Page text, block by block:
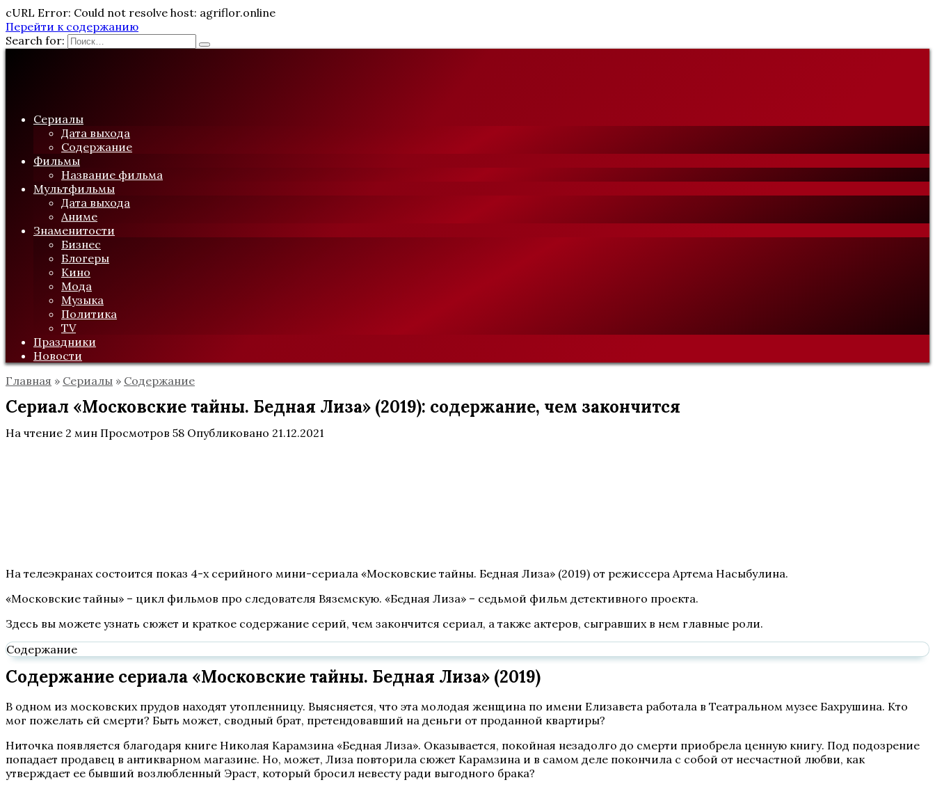
cURL Error: Could not resolve host: agriflor.online
Перейти к содержанию
Search for:
Сериалы
Дата выхода
Содержание
Фильмы
Название фильма
Мультфильмы
Дата выхода
Аниме
Знаменитости
Бизнес
Блогеры
Кино
Мода
Музыка
Политика
TV
Праздники
Новости
Главная » Сериалы » Содержание
Сериал «Московские тайны. Бедная Лиза» (2019): содержание, чем закончится
На чтение 2 мин Просмотров 58 Опубликовано 21.12.2021
На телеэкранах состоится показ 4-х серийного мини-сериала «Московские тайны. Бедная Лиза» (2019) от режиссера Артема Насыбулина.
«Московские тайны» – цикл фильмов про следователя Вяземскую. «Бедная Лиза» – седьмой фильм детективного проекта.
Здесь вы можете узнать сюжет и краткое содержание серий, чем закончится сериал, а также актеров, сыгравших в нем главные роли.
Содержание
Содержание сериала «Московские тайны. Бедная Лиза» (2019)
В одном из московских прудов находят утопленницу. Выясняется, что эта молодая женщина по имени Елизавета работала в Театральном музее Бахрушина. Кто
мог пожелать ей смерти? Быть может, сводный брат, претендовавший на деньги от проданной квартиры?
Ниточка появляется благодаря книге Николая Карамзина «Бедная Лиза». Оказывается, покойная незадолго до смерти приобрела ценную книгу. Под подозрение
попадает продавец в антикварном магазине. Но, может, Лиза повторила сюжет Карамзина и в самом деле покончила с собой от несчастной любви, как
утверждает ее бывший возлюбленный Эраст, который бросил невесту ради выгодного брака?